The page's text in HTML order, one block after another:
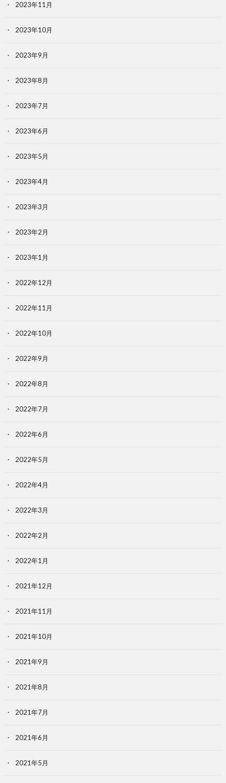
2023年11月
2023年10月
2023年9月
2023年8月
2023年7月
2023年6月
2023年5月
2023年4月
2023年3月
2023年2月
2023年1月
2022年12月
2022年11月
2022年10月
2022年9月
2022年8月
2022年7月
2022年6月
2022年5月
2022年4月
2022年3月
2022年2月
2022年1月
2021年12月
2021年11月
2021年10月
2021年9月
2021年8月
2021年7月
2021年6月
2021年5月